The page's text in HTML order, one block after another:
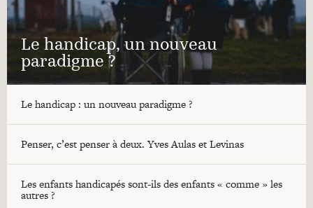
Le handicap, un nouveau
paradigme ?
Le handicap : un nouveau paradigme ?
Penser, c’est penser à deux. Yves Aulas et Levinas
Les enfants handicapés sont-ils des enfants « comme » les
autres ?